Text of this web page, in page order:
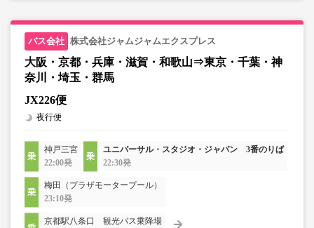
株式会社ジャムジャムエクスプレス
大阪・京都・兵庫・滋賀・和歌山⇒東京・千葉・神
奈川・埼玉・群馬
JX226便
夜行便
神戸三宮
22:00発
ユニバーサル・スタジオ・ジャパン 3番のりば
22:30発
梅田（プラザモータープール）
23:10発
京都駅八条口 観光バス乗降場